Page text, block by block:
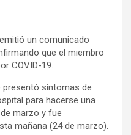
emitió un comunicado
que el miembro
COVID-19.
presentó síntomas de
para hacerse una
marzo y fue
mañana (24 de marzo).